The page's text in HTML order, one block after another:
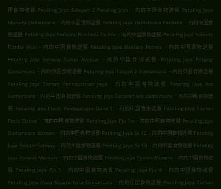
国食物送餐 Petaling Jaya Seksyen 2 Petaling Jaya
. 内的中国食物送餐 Petaling Jaya
Mutiara Damansara . 内的中国食物送餐 Petaling Jaya Damansara Perdana . 内的中国食
物送餐 Petaling Jaya Perdana Business Centre . 内的中国食物送餐 Petaling Jaya Sunway
Rymba Hills . 内的中国食物送餐 Petaling Jaya Mutiara Homes . 内的中国食物送餐
Petaling Jaya Sunway Surian Avenue
. 内的中国食物送餐 Petaling Jaya Pelangi
Damansara . 内的中国食物送餐 Petaling Jaya Taipan 2 Damansara . 内的中国食物送餐
Petaling Jaya Taman Perindustrian Jaya
. 内的中国食物送餐 Petaling Jaya Ara
Damansara . 内的中国食物送餐 Petaling Jaya Dataran Ara Damansara . 内的中国食物送
餐 Petaling Jaya Pusat Perdagangan Dana 1
. 内的中国食物送餐 Petaling Jaya Taman
Putra Damai . 内的中国食物送餐 Petaling Jaya Pju 1a . 内的中国食物送餐 Petaling Jaya
Damansara Idaman . 内的中国食物送餐 Petaling Jaya Ss 12 . 内的中国食物送餐 Petaling
Jaya Bandar Sunway . 内的中国食物送餐 Petaling Jaya Ss 10 . 内的中国食物送餐 Petaling
Jaya Sunway Mentari . 内的中国食物送餐 Petaling Jaya Taman Desaria . 内的中国食物送
餐 Petaling Jaya Pjs 5
. 内的中国食物送餐 Petaling Jaya Pju 4 . 内的中国食物送餐
Petaling Jaya Cova Square Kota Damansara . 内的中国食物送餐 Petaling Jaya Taman